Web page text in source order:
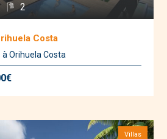
2
Costa
Orihuela Costa
Villas